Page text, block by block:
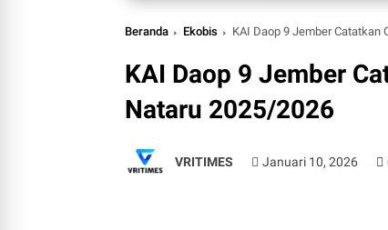
Beranda Ekobis KAI Daop 9 Jember Catatkan
KAI Daop 9 Jember
Nataru 2025/2026
VRITIMES Januari 10, 2026